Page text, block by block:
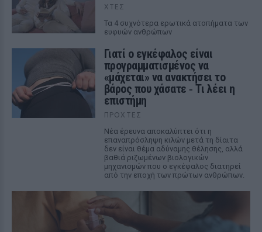
ΧΤΕΣ
Τα 4 συχνότερα ερωτικά ατοπήματα των
ευφυών ανθρώπων
Γιατί ο εγκέφαλος είναι
προγραμματισμένος να
«μάχεται» να ανακτήσει το
βάρος που χάσατε ‑ Τι λέει η
επιστήμη
ΠΡΟΧΤΈΣ
Νέα έρευνα αποκαλύπτει ότι η
επαναπρόσληψη κιλών μετά τη δίαιτα
δεν είναι θέμα αδύναμης θέλησης, αλλά
βαθιά ριζωμένων βιολογικών
μηχανισμών που ο εγκέφαλος διατηρεί
από την εποχή των πρώτων ανθρώπων.